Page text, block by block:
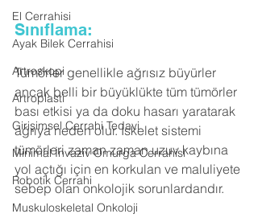
El Cerrahisi
Ayak Bilek Cerrahisi
Artroskopi
Artroplasti
Girişimsel Cerrahi Tedavi
Minimal İnvaziv Omurga Cerrahisi
Robotik Cerrahi
Muskuloskeletal Onkoloji
Sınıflama:
Tümörler genellikle ağrısız büyürler
ancak belli bir büyüklükte tüm tümörler
bası etkisi ya da doku hasarı yaratarak
ağrıya neden olur. İskelet sistemi
tümörleri zaman zaman uzuv kaybına
yol açtığı için en korkulan ve maluliyete
sebep olan onkolojik sorunlardandır.